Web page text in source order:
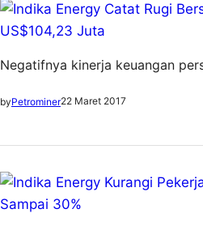
Negatifnya kinerja keuangan
byPetrominer22 Maret 2017